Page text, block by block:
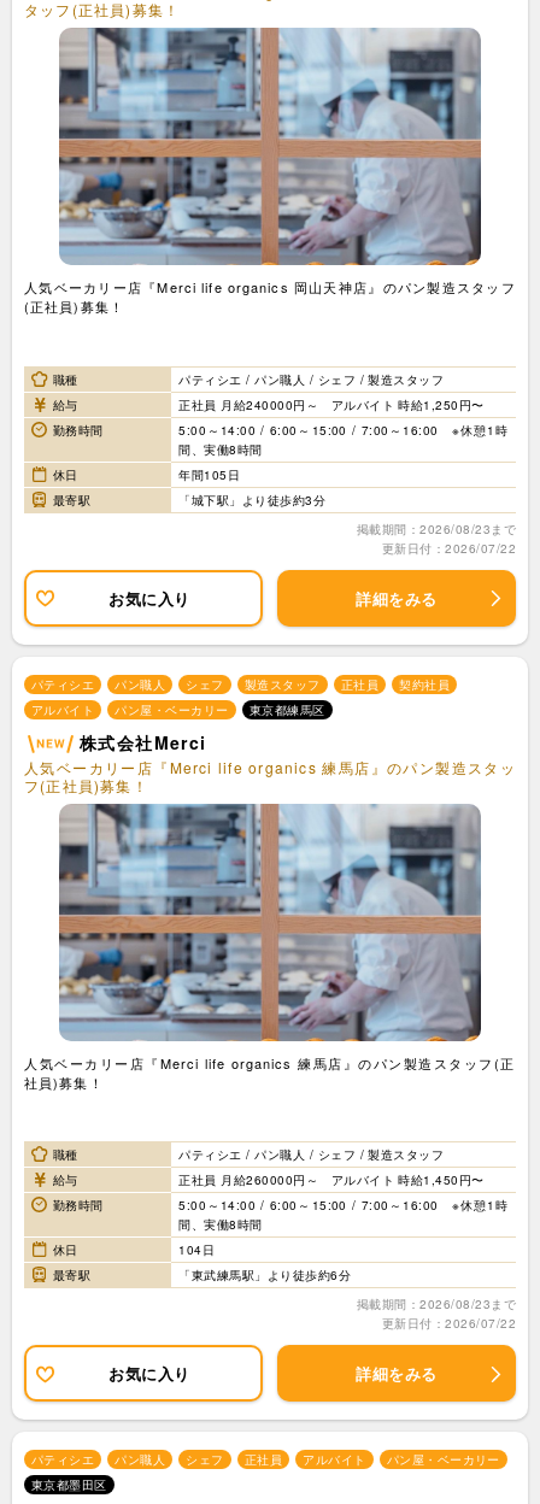
タッフ(正社員)募集！
人気ベーカリー店『Merci life organics 岡山天神店』のパン製造スタッフ
(正社員)募集！
職種
パティシエ / パン職人 / シェフ / 製造スタッフ
給与
正社員 月給240000円～ アルバイト 時給1,250円〜
勤務時間
5:00～14:00 / 6:00～15:00 / 7:00～16:00 ※休憩1時
間、実働8時間
休日
年間105日
最寄駅
「城下駅」より徒歩約3分
掲載期間：2026/08/23まで
更新日付：2026/07/22
お気に入り 詳細をみる
パティシエ パン職人 シェフ 製造スタッフ 正社員
契約社員
アルバイト
パン屋・ベーカリー 東京都練馬区
株式会社Merci
人気ベーカリー店『Merci life organics 練馬店』のパン製造スタッ
フ(正社員)募集！
人気ベーカリー店『Merci life organics 練馬店』のパン製造スタッフ(正
社員)募集！
職種
パティシエ / パン職人 / シェフ / 製造スタッフ
給与
正社員 月給260000円～ アルバイト 時給1,450円〜
勤務時間
5:00～14:00 / 6:00～15:00 / 7:00～16:00 ※休憩1時
間、実働8時間
休日
104日
最寄駅
「東武練馬駅」より徒歩約6分
掲載期間：2026/08/23まで
更新日付：2026/07/22
お気に入り 詳細をみる
パティシエ パン職人 シェフ 正社員 アルバイト
パン屋・ベーカリー
東京都墨田区